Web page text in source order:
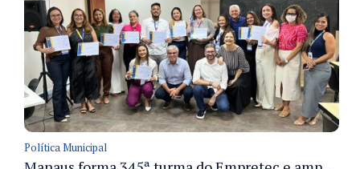
Política Municipal